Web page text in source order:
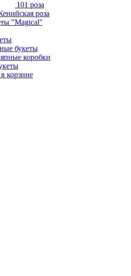
101 роза
роза
"Magical"
букеты
коробки
корзине